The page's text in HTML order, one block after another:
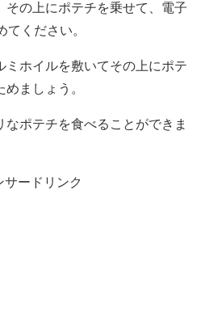
その上にポテチを乗せて、電子
てください。
ミホイルを敷いてその上にポテ
ましょう。
なポテチを食べることができま
サードリンク